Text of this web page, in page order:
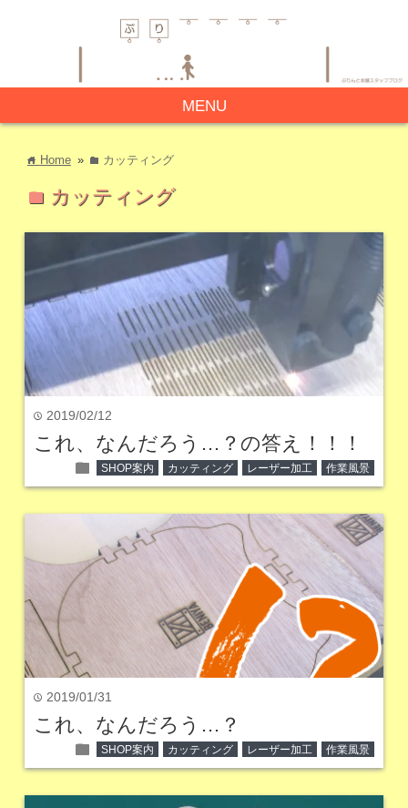
MENU
home Home » folder カッティング
folder カッティング
time 2019/02/12
これ、なんだろう…？の答え！！！
folder SHOP案内 カッティング レーザー加工 作業風景
time 2019/01/31
これ、なんだろう…？
folder SHOP案内 カッティング レーザー加工 作業風景